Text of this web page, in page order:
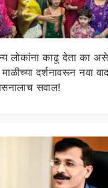
लोकांना काढू देता का
दर्शनावरून नवा
सवाल!